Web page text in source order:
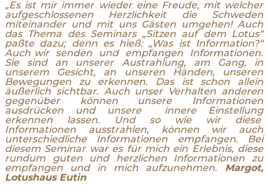
„Es ist mir immer wieder eine Freude, mit welcher
aufgeschlossenen Herzlichkeit die Schweden
miteinander und mit uns Gästen umgehen! Auch
das Thema des Seminars „Sitzen auf dem Lotus“
paßte dazu; denn es hieß: „Was ist Information?“
Auch wir senden und empfangen Informationen.
Sie sind an unserer Austrahlung, am Gang, in
unserem Gesicht, an unseren Händen, unseren
Bewegungen zu erkennen. Das ist schon allein
äußerlich sichtbar. Auch unser Verhalten anderen
gegenüber können unsere Informationen
ausdrücken und unsere innere Einstellung
erkennen lassen. Und so wie wir diese
Informationen ausstrahlen, können wir auch
unterschiedliche Informationen empfangen. Bei
diesem Seminar war es für mich ein Erlebnis, diese
rundum guten und herzlichen Informationen zu
empfangen und in mich aufzunehmen. Margot,
Lotushaus Eutin